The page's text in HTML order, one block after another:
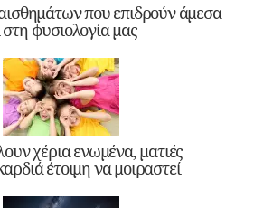
που επιδρούν άμεσα
φυσιολογία μας
χέρια ενωμένα, ματιές
έτοιμη να μοιραστεί